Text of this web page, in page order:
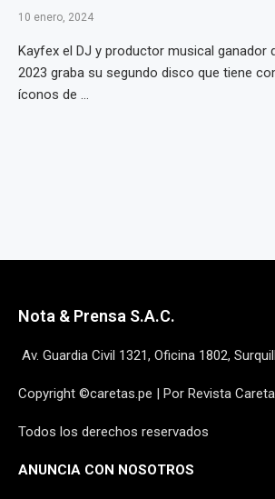
10 enero, 2024
Kayfex el DJ y productor musical ganador
2023 graba su segundo disco que tiene
íconos de ...
Nota & Prensa S.A.C.
Av. Guardia Civil 1321, Oficina 1802,
Copyright ©caretas.pe | Por Revista
Todos los derechos reservados
ANUNCIA CON NOSOTROS